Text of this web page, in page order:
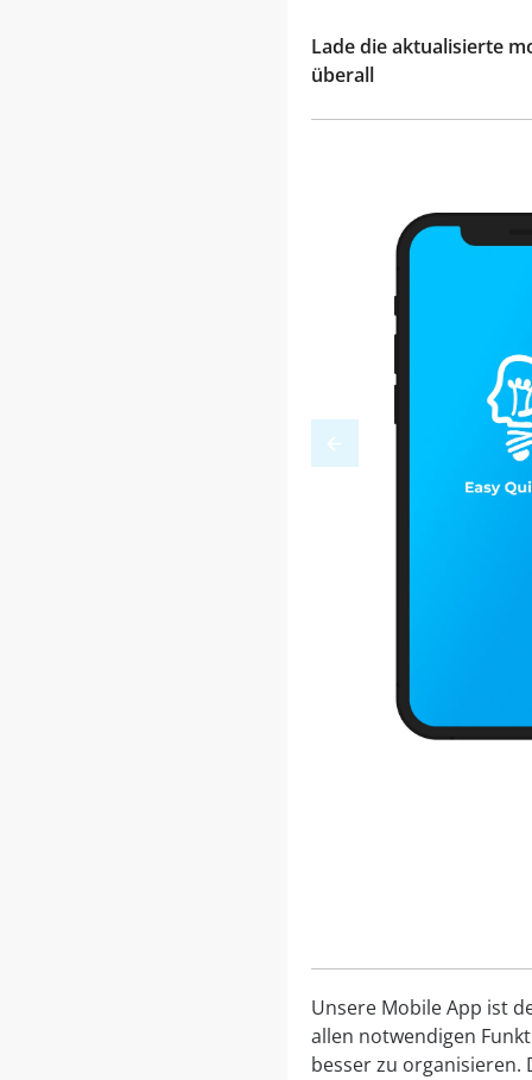
Lade die aktualisierte
überall
Unsere Mobile App ist
allen notwendigen
besser zu organisieren.